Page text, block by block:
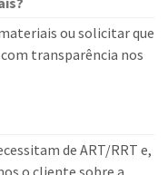
ou solicitar que
transparência nos
de ART/RRT e,
o cliente sobre a